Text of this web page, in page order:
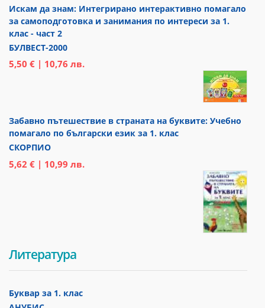
Искам да знам: Интегрирано интерактивно помагало
за самоподготовка и занимания по интереси за 1.
клас - част 2
БУЛВЕСТ-2000
5,50 € | 10,76 лв.
Забавно пътешествие в страната на буквите: Учебно
помагало по български език за 1. клас
СКОРПИО
5,62 € | 10,99 лв.
Литература
Буквар за 1. клас